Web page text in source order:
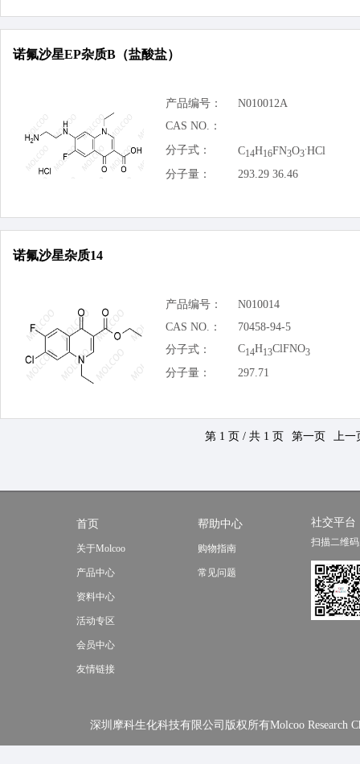
诺氟沙星EP杂质B（盐酸盐）
产品编号：
N010012A
CAS NO.：
分子式：
C14H16FN3O3
.HCl
分子量：
293.29 36.46
诺氟沙星杂质14
产品编号：
N010014
CAS NO.：
70458-94-5
分子式：
C14H13ClFNO3
分子量： 297.71
第 1 页 / 共 1 页 第一页 上一
首页
关于Molcoo
产品中心
资料中心
活动专区
会员中心
友情链接
帮助中心
购物指南
常见问题
社交平台
扫描二维
深圳摩科生化科技有限公司版权所有Molcoo Research